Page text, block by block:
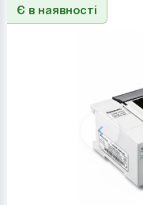
Є в наявності